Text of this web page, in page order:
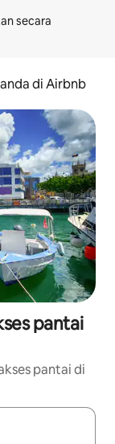
secara
di Airbnb
pantai
pantai di
anak panah